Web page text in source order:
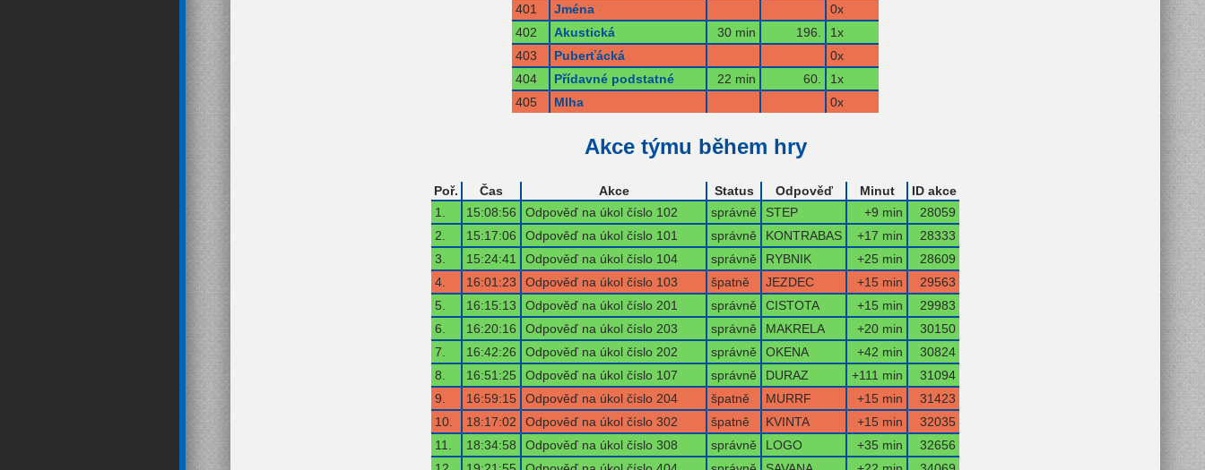
401
Jména
0x
402
Akustická 30 min 196.
1x
403
Puberťácká
0x
404
Přídavné podstatné 22 min 60.
1x
405
Mlha 0x
Akce týmu během hry
Poř. Čas Akce Status Odpověď Minut
ID akce
1.
15:08:56 Odpověď na úkol číslo 102 správně STEP +9 min
28059
2.
15:17:06 Odpověď na úkol číslo 101 správně KONTRABAS +17 min
28333
3.
15:24:41 Odpověď na úkol číslo 104 správně RYBNIK +25 min
28609
4.
16:01:23 Odpověď na úkol číslo 103 špatně JEZDEC +15 min
29563
5.
16:15:13 Odpověď na úkol číslo 201 správně CISTOTA +15 min
29983
6.
16:20:16 Odpověď na úkol číslo 203 správně MAKRELA +20 min
30150
7.
16:42:26 Odpověď na úkol číslo 202 správně OKENA +42 min
30824
8.
16:51:25 Odpověď na úkol číslo 107 správně DURAZ +111 min
31094
9.
16:59:15 Odpověď na úkol číslo 204 špatně MURRF +15 min
31423
10.
18:17:02 Odpověď na úkol číslo 302 špatně KVINTA +15 min
32035
11.
18:34:58 Odpověď na úkol číslo 308 správně LOGO +35 min
32656